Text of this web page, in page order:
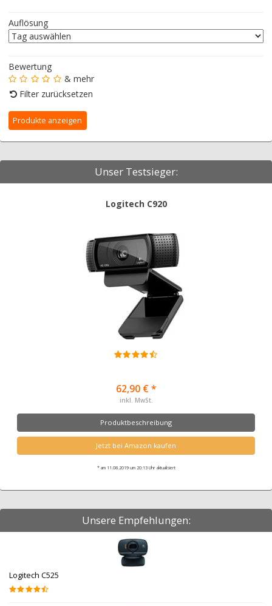
Auflösung
Bewertung
& mehr
Filter zurücksetzen
Unser Testsieger:
Logitech C920
62,90 € *
inkl. MwSt.
Produktbeschreibung
Jetzt bei Amazon kaufen
* am 11.08.2019 um 20:13 Uhr aktualisiert
Unsere Empfehlungen:
Logitech C525